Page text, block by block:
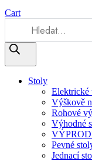
Cart
Stoly
Elektrické
Výškově
Rohové
Výhodné
Pevné
Jednací